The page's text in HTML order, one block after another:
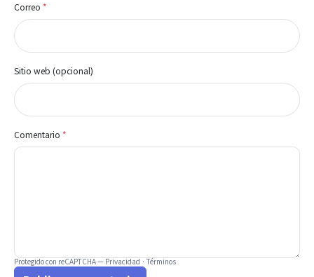
Correo *
Sitio web (opcional)
Comentario *
Protegido con reCAPTCHA —Privacidad·Términos